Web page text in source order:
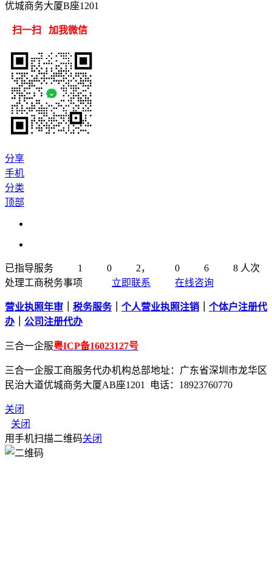
优城商务大厦B座1201
扫一扫 加我微信
分享
手机
分类
顶部
已指导服务 1 0 2， 0 6 8 人次
处理工商税务事项 立即联系 在线咨询
营业执照年审 税务服务｜ 个人营业执照注销
个体户注册代
办
公司注册代办
三合一企服粤ICP备16023127号
三合一企服工商服务代办机构总部地址：广东省深圳市龙华区
民治大道优城商务大厦AB座1201 电话：18923760770
关闭
关闭
用手机扫描二维码关闭